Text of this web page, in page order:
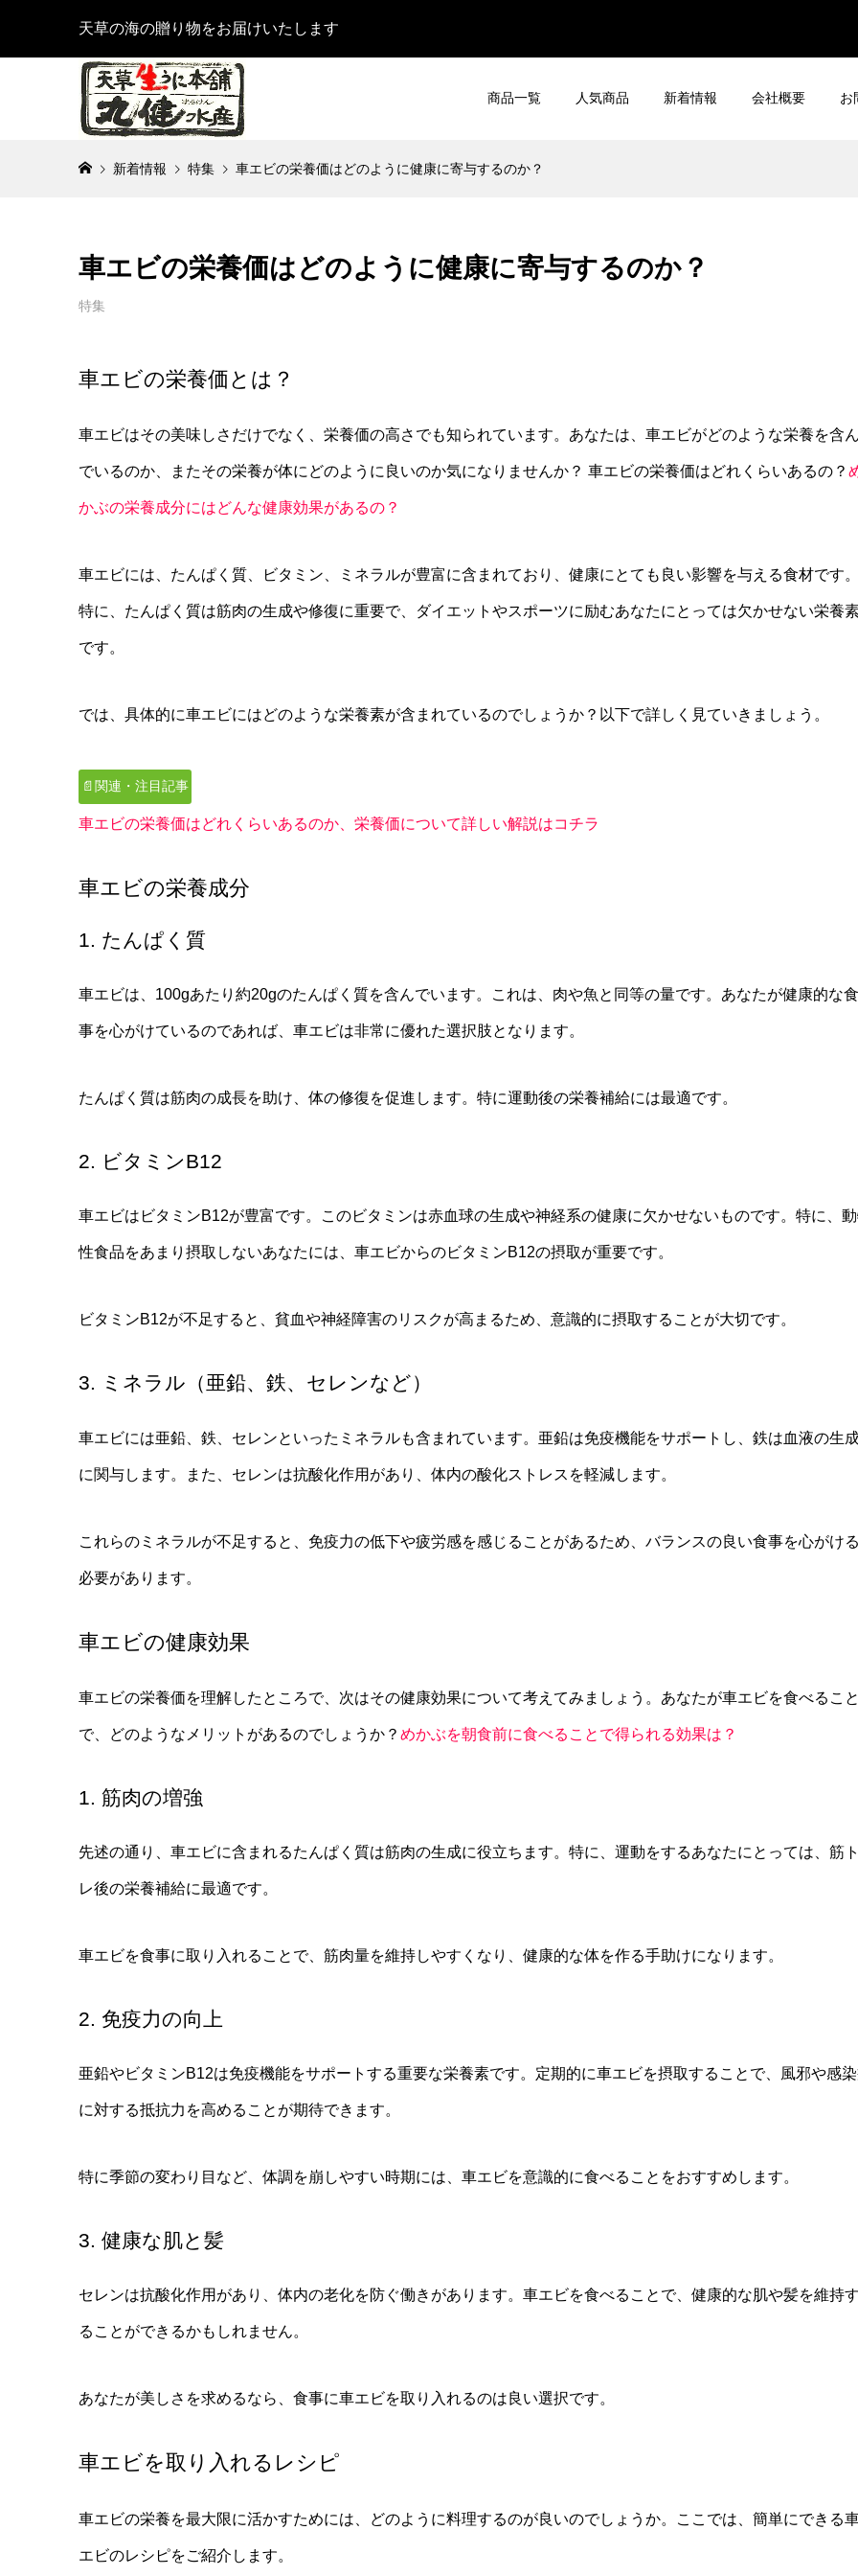
天草の海の贈り物をお届けいたします
商品一覧 人気商品 新着情報 会社概要 お
新着情報 特集 車エビの栄養価はどのように健康に寄与するのか？
車エビの栄養価はどのように健康に寄与するのか？
特集
車エビの栄養価とは？
車エビはその美味しさだけでなく、栄養価の高さでも知られています。あなたは、車エビがどのような栄養を含
でいるのか、またその栄養が体にどのように良いのか気になりませんか？ 車エビの栄養価はどれくらいあるの？
かぶの栄養成分にはどんな健康効果があるの？
車エビには、たんぱく質、ビタミン、ミネラルが豊富に含まれており、健康にとても良い影響を与える食材です
特に、たんぱく質は筋肉の生成や修復に重要で、ダイエットやスポーツに励むあなたにとっては欠かせない栄養
です。
では、具体的に車エビにはどのような栄養素が含まれているのでしょうか？以下で詳しく見ていきましょう。
📄関連・注目記事
車エビの栄養価はどれくらいあるのか、栄養価について詳しい解説はコチラ
車エビの栄養成分
1. たんぱく質
車エビは、100gあたり約20gのたんぱく質を含んでいます。これは、肉や魚と同等の量です。あなたが健康的な食
事を心がけているのであれば、車エビは非常に優れた選択肢となります。
たんぱく質は筋肉の成長を助け、体の修復を促進します。特に運動後の栄養補給には最適です。
2. ビタミンB12
車エビはビタミンB12が豊富です。このビタミンは赤血球の生成や神経系の健康に欠かせないものです。特に、
性食品をあまり摂取しないあなたには、車エビからのビタミンB12の摂取が重要です。
ビタミンB12が不足すると、貧血や神経障害のリスクが高まるため、意識的に摂取することが大切です。
3. ミネラル（亜鉛、鉄、セレンなど）
車エビには亜鉛、鉄、セレンといったミネラルも含まれています。亜鉛は免疫機能をサポートし、鉄は血液の生
に関与します。また、セレンは抗酸化作用があり、体内の酸化ストレスを軽減します。
これらのミネラルが不足すると、免疫力の低下や疲労感を感じることがあるため、バランスの良い食事を心がけ
必要があります。
車エビの健康効果
車エビの栄養価を理解したところで、次はその健康効果について考えてみましょう。あなたが車エビを食べるこ
で、どのようなメリットがあるのでしょうか？ めかぶを朝食前に食べることで得られる効果は？
1. 筋肉の増強
先述の通り、車エビに含まれるたんぱく質は筋肉の生成に役立ちます。特に、運動をするあなたにとっては、筋
レ後の栄養補給に最適です。
車エビを食事に取り入れることで、筋肉量を維持しやすくなり、健康的な体を作る手助けになります。
2. 免疫力の向上
亜鉛やビタミンB12は免疫機能をサポートする重要な栄養素です。定期的に車エビを摂取することで、風邪や感
に対する抵抗力を高めることが期待できます。
特に季節の変わり目など、体調を崩しやすい時期には、車エビを意識的に食べることをおすすめします。
3. 健康な肌と髪
セレンは抗酸化作用があり、体内の老化を防ぐ働きがあります。車エビを食べることで、健康的な肌や髪を維持
ることができるかもしれません。
あなたが美しさを求めるなら、食事に車エビを取り入れるのは良い選択です。
車エビを取り入れるレシピ
車エビの栄養を最大限に活かすためには、どのように料理するのが良いのでしょうか。ここでは、簡単にできる
エビのレシピをご紹介します。